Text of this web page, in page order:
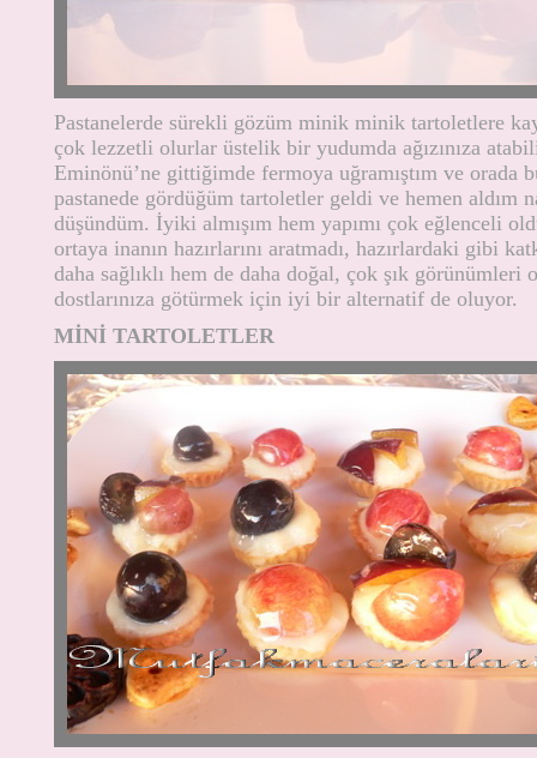
Pastanelerde sürekli gözüm minik minik tartoletlere
çok lezzetli olurlar üstelik bir yudumda ağızınıza
Eminönü’ne gittiğimde fermoya uğramıştım ve orada
pastanede gördüğüm tartoletler geldi ve hemen aldım
düşündüm. İyiki almışım hem yapımı çok eğlenceli
ortaya inanın hazırlarını aratmadı, hazırlardaki gibi
daha sağlıklı hem de daha doğal, çok şık
dostlarınıza götürmek için iyi bir alternatif de oluyor.
MİNİ TARTOLETLER